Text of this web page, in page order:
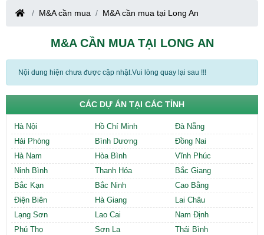
Cần thuê MBKD tại Phường Cầu Giấy
Cần thuê MBKD tại Phường Thanh Xuân
Cần thuê MBKD tại Phường Hà Đông
Cần thuê MBKD tại Phường Hoàng Mai
Cần thuê MBKD tại Phường Ô Chợ Dừa
Cần thuê MBKD tại Phường Yên Hòa
Cần thuê MBKD tại Phường Nghĩa Độ
Cần thuê MBKD tại Phường Phương Liệt
Cần thuê MBKD tại Phường Khương Đình
Cần thuê MBKD tại Phường Yên Sở
Cần thuê MBKD tại Phường Hoàng Liệt
Cần thuê MBKD tại Phường Định Công
Cần thuê MBKD tại Phường Tương Mai
Cần thuê MBKD tại Phường Vĩnh Hưng
Cần thuê MBKD tại Phường Lĩnh Nam
Cần thuê MBKD tại Phường Hồng Hà
Cần thuê MBKD tại Phường Láng
M&A cần mua M&A cần mua tại Long An
M&A CẦN MUA TẠI LONG AN
Nội dung hiện chưa được cập nhật.Vui lòng quay lại sau !!!
CÁC DỰ ÁN TẠI CÁC TỈNH
Hà Nội Hồ Chí Minh
Đà Nẵng
Hải Phòng
Bình Dương
Đồng Nai
Hà Nam
Hòa Bình
Vĩnh Phúc
Ninh Bình
Thanh Hóa
Bắc Giang
Bắc Kạn
Bắc Ninh
Cao Bằng
Điện Biên
Hà Giang
Lai Châu
Lạng Sơn
Lao Cai
Nam Định
Phú Thọ
Sơn La
Thái Bình